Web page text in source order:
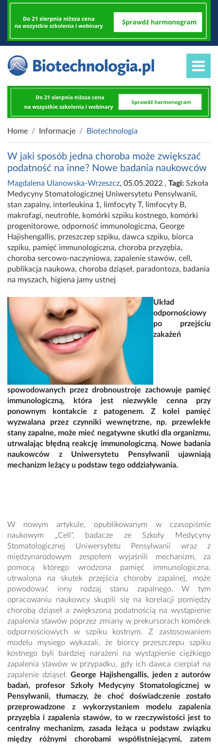
Home Informacje Biotechnologia
W jaki sposób jedna choroba może zwiększać
podatność na inne? Nowe badania naukowców
Magdalena Ulanowska-Wrzeszcz, 05.05.2022 , Tagi: Szkoła
Medycyny Stomatologicznej Uniwersytetu Pensylwanii,
stan zapalny, interleukina 1, limfocyty T, limfocyty B,
makrofagi, neutrofile, komórki szpiku kostnego, komórki
progenitorowe, odporność immunologiczna, George
Hajishengallis, przeszczep szpiku, dawca szpiku, biorca
szpiku, pamięć immunologiczna, choroba przyzębia,
choroba sercowo-naczyniowa, zapalenie stawów, cell ,
publikacja naukowa, choroba dziąseł, paradontoza, badania
na myszach, higiena jamy ustnej
Układ
odpornościowy
po przejściu
zakażeń
spowodowanych przez drobnoustroje zachowuje pamięć
immunologiczną, która jest niezwykle cenna przy
ponownym kontakcie z patogenem. Z kolei pamięć
wyzwalana przez czynniki wewnętrzne, np. przewlekłe
stany zapalne, może mieć negatywne skutki dla organizmu,
utrwalając błędną reakcję immunologiczną. Nowe badania
naukowców z Uniwersytetu Pensylwanii ujawniają
mechanizm leżący u podstaw tego oddziaływania.
W nowym artykule, opublikowanym w czasopiśmie
naukowym „Cell”, badacze ze Szkoły Medycyny
Stomatologicznej Uniwersytetu Pensylwanii wraz z
międzynarodowym zespołem wyjaśnili mechanizm, za
pomocą którego wrodzona pamięć immunologiczna,
utrwalona na skutek przejścia choroby zapalnej, może
powodować inny rodzaj stanu zapalnego. W tym
opracowaniu naukowcy skupili się na korelacji pomiędzy
chorobą dziąseł a zwiększoną podatnością na wystąpienie
zapalenia stawów poprzez zmiany w prekursorach komórek
odpornościowych w szpiku kostnym. Z zastosowaniem
modelu mysiego wykazali, że biorcy przeszczepu szpiku
kostnego byli bardziej narażeni na wystąpienie ciężkiego
zapalenia stawów w przypadku, gdy ich dawca cierpiał na
zapalenie dziąseł.George Hajishengallis, jeden z autorów
badań, profesor Szkoły Medycyny Stomatologicznej w
Pensylwanii, tłumaczy, że choć doświadczenie zostało
przeprowadzone z wykorzystaniem modelu zapalenia
przyzębia i zapalenia stawów, to w rzeczywistości jest to
centralny mechanizm, zasada leżąca u podstaw związku
między różnymi chorobami współistniejącymi, zatem